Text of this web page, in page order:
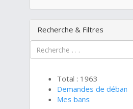
Recherche & Filtres
Total : 1963
Demandes de déban
Mes bans